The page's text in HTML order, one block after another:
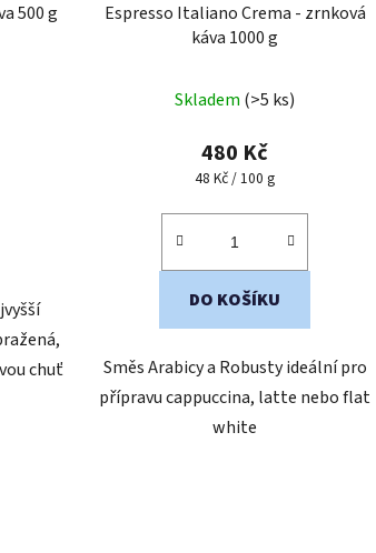
500 g
chuť
Espresso Italiano Crema - zrnková
káva 1000 g
Skladem (>5 ks)
480 Kč
Měrná
48 Kč / 100 g
DO KOŠÍKU
Směs Arabicy a Robusty ideální pro
přípravu cappuccina, latte nebo flat
white